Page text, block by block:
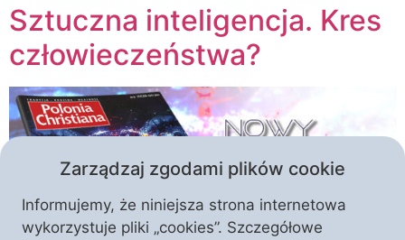
Sztuczna inteligencja. Kres
człowieczeństwa?
Zarządzaj zgodami plików cookie
Informujemy, że niniejsza strona internetowa
wykorzystuje pliki „cookies”. Szczegółowe